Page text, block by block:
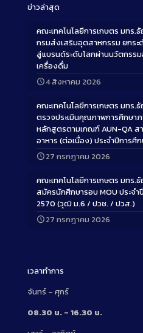
ข่าวล่าสุด
คณะเทคโนโลยีการเกษตร มทร.
กรมส่งเสริมอุตสาหกรรม ยกร
สู่แบรนด์ระดับโลกผ่านนวัตกรรม
เครื่องดื่ม
4 สิงหาคม 2026
คณะเทคโนโลยีการเกษตร มทร.
ตรวจประเมินคุณภาพการศึกษาภ
หลักสูตรตามเกณฑ์ AUN-QA สา
อาหาร (ต่อเนื่อง) ประจำปีการศึ
27 กรกฎาคม 2026
คณะเทคโนโลยีการเกษตร มทร.
สมัครนักศึกษารอบ MOU ประจำ
2570 (วุฒิ ม.6 / ปวช. / ปวส.)
27 กรกฎาคม 2026
เวลาทำการ
จันทร์ – ศุกร์
08.30 น. – 16.30 น.